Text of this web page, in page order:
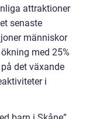
attraktioner
senaste
människor
med 25%
det växande
i